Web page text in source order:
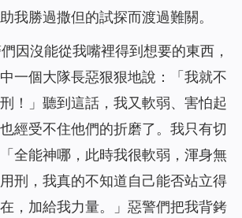
我勝過撒但的試探而渡過難關。
因沒能從我嘴裡得到想要的東西，
一個大隊長惡狠狠地說：「我就不
！」聽到這話，我又軟弱、害怕起
經受不住他們的折磨了。我只有切
全能神哪，此時我很軟弱，渾身無
刑，我真的不知道自己能否站立得
，加給我力量。」惡警們把我背銬